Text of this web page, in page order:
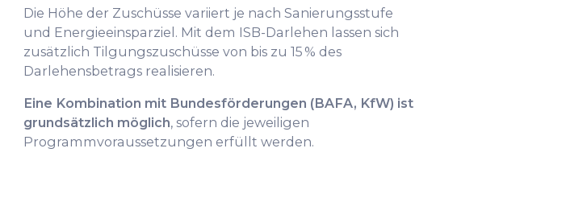
Die Höhe der Zuschüsse variiert je nach Sanierungsstufe
und Energieeinsparziel. Mit dem ISB-Darlehen lassen sich
zusätzlich Tilgungszuschüsse von bis zu 15 % des
Darlehensbetrags realisieren.
Eine Kombination mit Bundesförderungen (BAFA, KfW) ist
grundsätzlich möglich, sofern die jeweiligen
Programmvoraussetzungen erfüllt werden.